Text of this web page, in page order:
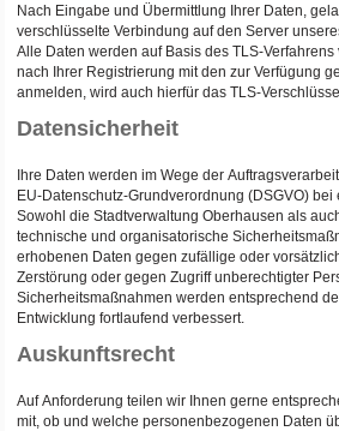
Nach Eingabe und Übermittlung Ihrer Daten,
verschlüsselte Verbindung auf den Server
Alle Daten werden auf Basis des TLS-
nach Ihrer Registrierung mit den zur Verfügung
anmelden, wird auch hierfür das TLS-
Datensicherheit
Ihre Daten werden im Wege der
EU-Datenschutz-Grundverordnung (DSGVO)
Sowohl die Stadtverwaltung Oberhausen als
technische und organisatorische
erhobenen Daten gegen zufällige oder
Zerstörung oder gegen Zugriff unberechtigter
Sicherheitsmaßnahmen werden entsprechend
Entwicklung fortlaufend verbessert.
Auskunftsrecht
Auf Anforderung teilen wir Ihnen gerne
mit, ob und welche personenbezogenen Daten